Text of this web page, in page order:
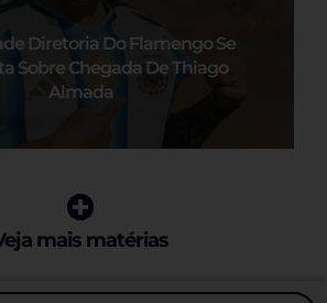
Diretoria Do Flamengo Se
Sobre Chegada De Thiago
Almada
mais matérias